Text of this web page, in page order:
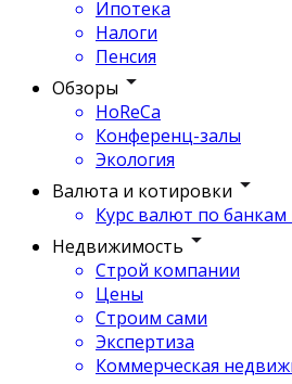
Ипотека
Налоги
Пенсия
Обзоры
HoReCa
Конференц-залы
Экология
Валюта и котировки
Курс валют по
Недвижимость
Строй компании
Цены
Строим сами
Экспертиза
Коммерческая